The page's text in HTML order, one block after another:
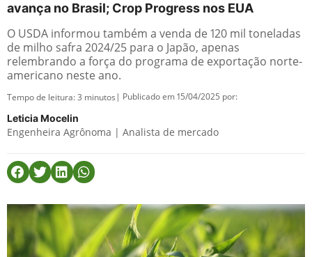
avança no Brasil; Crop Progress nos EUA
O USDA informou também a venda de 120 mil toneladas
de milho safra 2024/25 para o Japão, apenas
relembrando a força do programa de exportação norte-
americano neste ano.
Tempo de leitura:3 minutos | Publicado em 15/04/2025 por:
Leticia Mocelin
Engenheira Agrônoma | Analista de mercado